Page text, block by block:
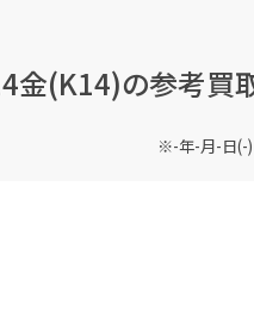
金(K14)の参考買
-年-月-日(-